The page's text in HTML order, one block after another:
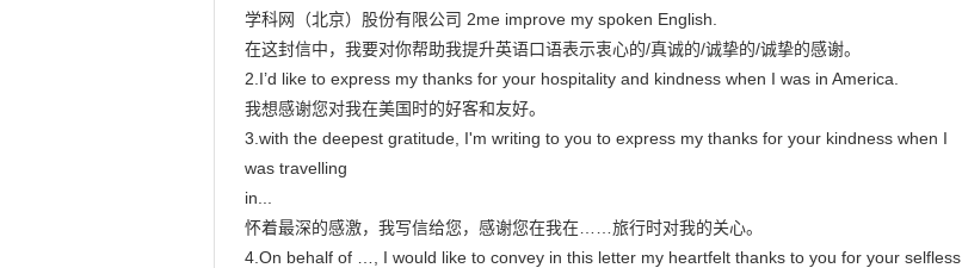
学科网（北京）股份有限公司 2me improve my spoken English.
在这封信中，我要对你帮助我提升英语口语表示衷心的/真诚的/诚挚的/诚挚的感谢。
2.I’d like to express my thanks for your hospitality and kindness when I was in America.
我想感谢您对我在美国时的好客和友好。
3.with the deepest gratitude, I'm writing to you to express my thanks for your kindness when I
was travelling
in...
怀着最深的感激，我写信给您，感谢您在我在……旅行时对我的关心。
4.On behalf of …, I would like to convey in this letter my heartfelt thanks to you for your selfless